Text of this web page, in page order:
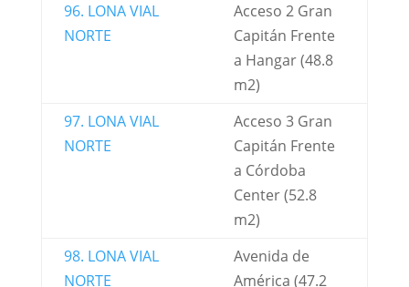
96. LONA VIAL
NORTE
Acceso 2 Gran
Capitán Frente
a Hangar (48.8
m2)
97. LONA VIAL
NORTE
Acceso 3 Gran
Capitán Frente
a Córdoba
Center (52.8
m2)
98. LONA VIAL
NORTE
Avenida de
América (47.2